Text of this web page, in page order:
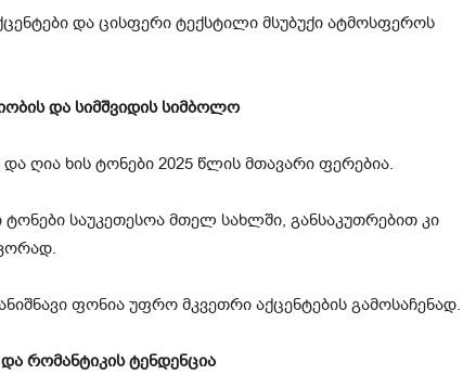
და ცისფერი ტექსტილი მსუბუქი ატმოსფეროს
და სიმშვიდის სიმბოლო
ღია ხის ტონები 2025 წლის მთავარი ფერებია.
საუკეთესოა მთელ სახლში, განსაკუთრებით კი
ფონია უფრო მკვეთრი აქცენტების გამოსაჩენად.
რომანტიკის ტენდენცია